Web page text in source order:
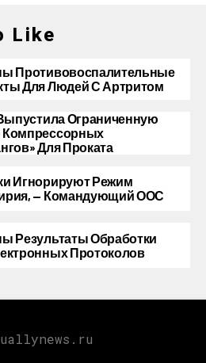
Like
Противовоспалительные
Для Людей С Артритом
Ограниченную
Для Проката
Игнорируют Режим
— Командующий ООС
Результаты Обработки
Протоколов